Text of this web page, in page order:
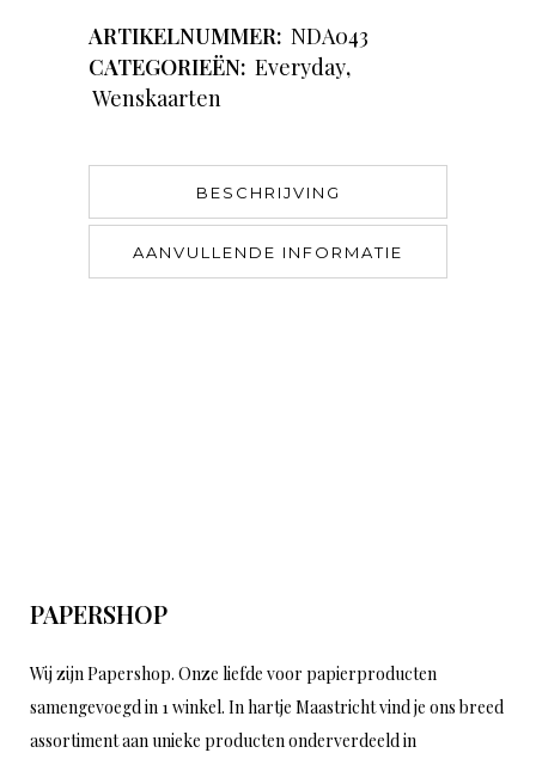
ARTIKELNUMMER: NDA043
CATEGORIEËN: Everyday,
Wenskaarten
BESCHRIJVING
AANVULLENDE INFORMATIE
PAPERSHOP
Wij zijn Papershop. Onze liefde voor papierproducten
samengevoegd in 1 winkel. In hartje Maastricht vind je ons breed
assortiment aan unieke producten onderverdeeld in